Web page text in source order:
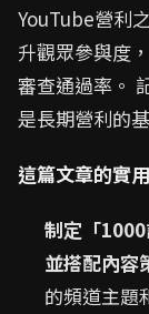
YouTube營利
升觀眾參與度
審查通過率。
是長期營利的
這篇文章的實
制定「
並搭配內容
的頻道主題